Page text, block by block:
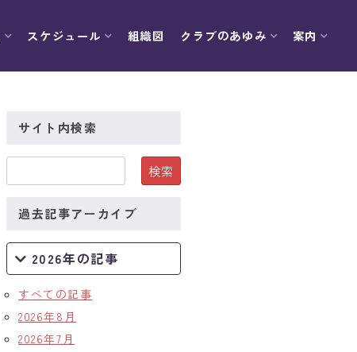
スケジュール 組織図 クラブのあゆみ 案内
サイト内検索
過去記事アーカイブ
2026年の記事
すべての記事
2026年8月
2026年7月